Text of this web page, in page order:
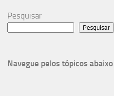
Pesquisar
Pesquisar
Navegue pelos tópicos abaixo